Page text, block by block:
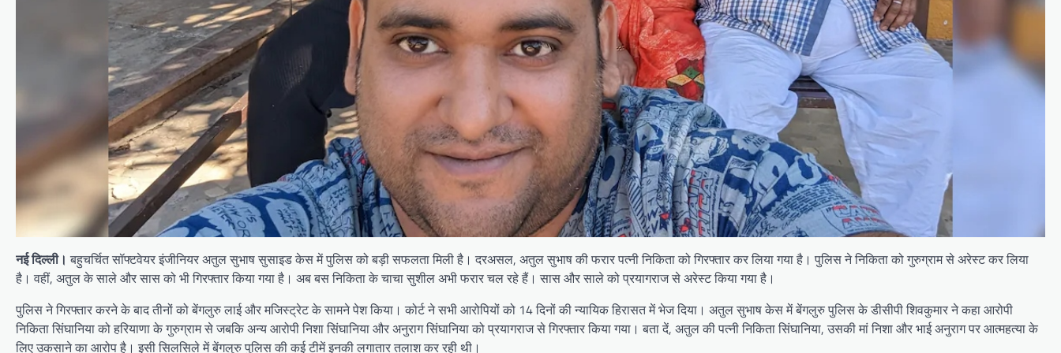
नई दिल्ली। बहुचर्चित सॉफ्टवेयर इंजीनियर अतुल सुभाष सुसाइड केस में पुलिस को बड़ी सफलता मिली है। दरअसल, अतुल सुभाष की फरार पत्नी निकिता को गिरफ्तार कर लिया गया है। पुलिस ने निकिता को गुरुग्राम से अरेस्ट कर लिया
है। वहीं, अतुल के साले और सास को भी गिरफ्तार किया गया है। अब बस निकिता के चाचा सुशील अभी फरार चल रहे हैं। सास और साले को प्रयागराज से अरेस्ट किया गया है।
पुलिस ने गिरफ्तार करने के बाद तीनों को बेंगलुरु लाई और मजिस्ट्रेट के सामने पेश किया। कोर्ट ने सभी आरोपियों को 14 दिनों की न्यायिक हिरासत में भेज दिया। अतुल सुभाष केस में बेंगलुरु पुलिस के डीसीपी शिवकुमार ने कहा आरोपी
निकिता सिंघानिया को हरियाणा के गुरुग्राम से जबकि अन्य आरोपी निशा सिंघानिया और अनुराग सिंघानिया को प्रयागराज से गिरफ्तार किया गया। बता दें, अतुल की पत्नी निकिता सिंघानिया, उसकी मां निशा और भाई अनुराग पर आत्महत्या के
लिए उकसाने का आरोप है। इसी सिलसिले में बेंगलुरु पुलिस की कई टीमें इनकी लगातार तलाश कर रही थी।